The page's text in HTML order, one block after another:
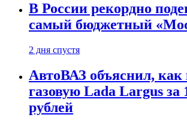
В России рекордно
самый бюджетный
2 дня спустя
АвтоВАЗ объяснил, как
газовую Lada Largus за
рублей